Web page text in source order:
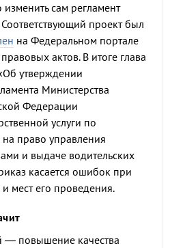
сам регламент
проект был
на Федеральном портале
актов. В итоге глава
утверждении
Министерства
Федерации
услуги по
право управления
и выдаче водительских
касается ошибок при
мест его проведения.
— повышение качества